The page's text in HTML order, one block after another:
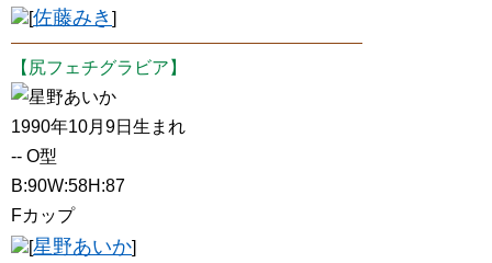
[佐藤みき ]
【尻フェチグラビア】
星野あいか
1990年10月9日生まれ
-- O型
B:90W:58H:87
Fカップ
[星野あいか]